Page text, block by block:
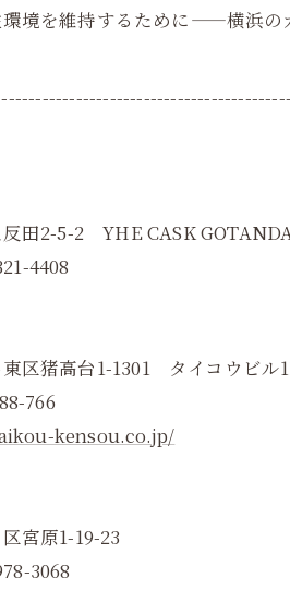
境を維持するために——横浜の
田2-5-2 YHE CASK
4408
区猪高台1-1301 タイコウビル
766
kensou.co.jp/
宮原1-19-23
3068